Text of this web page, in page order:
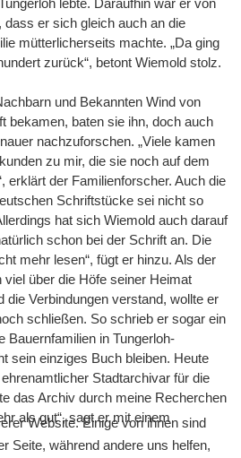
er sich gleich auch an die
mütterlicherseits machte. „Da ging
zurück“, betont Wiemold stolz.
und Bekannten Wind von
bekamen, baten sie ihn, doch auch
nachzuforschen. „Viele kamen
zu mir, die sie noch auf dem
erklärt der Familienforscher. Auch die
Schriftstücke sei nicht so
hat sich Wiemold auch darauf
schon bei der Schrift an. Die
mehr lesen“, fügt er hinzu. Als der
über die Höfe seiner Heimat
die Verbindungen verstand, wollte er
schließen. So schrieb er sogar ein
Bauernfamilien in Tungerloh-
sein einziges Buch bleiben. Heute
Stadtarchivar für die
das Archiv durch meine Recherchen
als gut“, sagt er mit einem
Website. Einige von ihnen sind
Seite, während andere uns helfen,